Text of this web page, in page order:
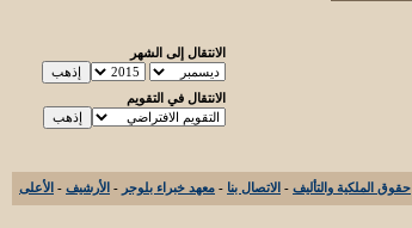
الانتقال إلى الشهر
الانتقال في التقويم
حقوق الملكية والتأليف - الاتصال بنا - معهد خبراء بلوجر - الأرشيف - الأعلى